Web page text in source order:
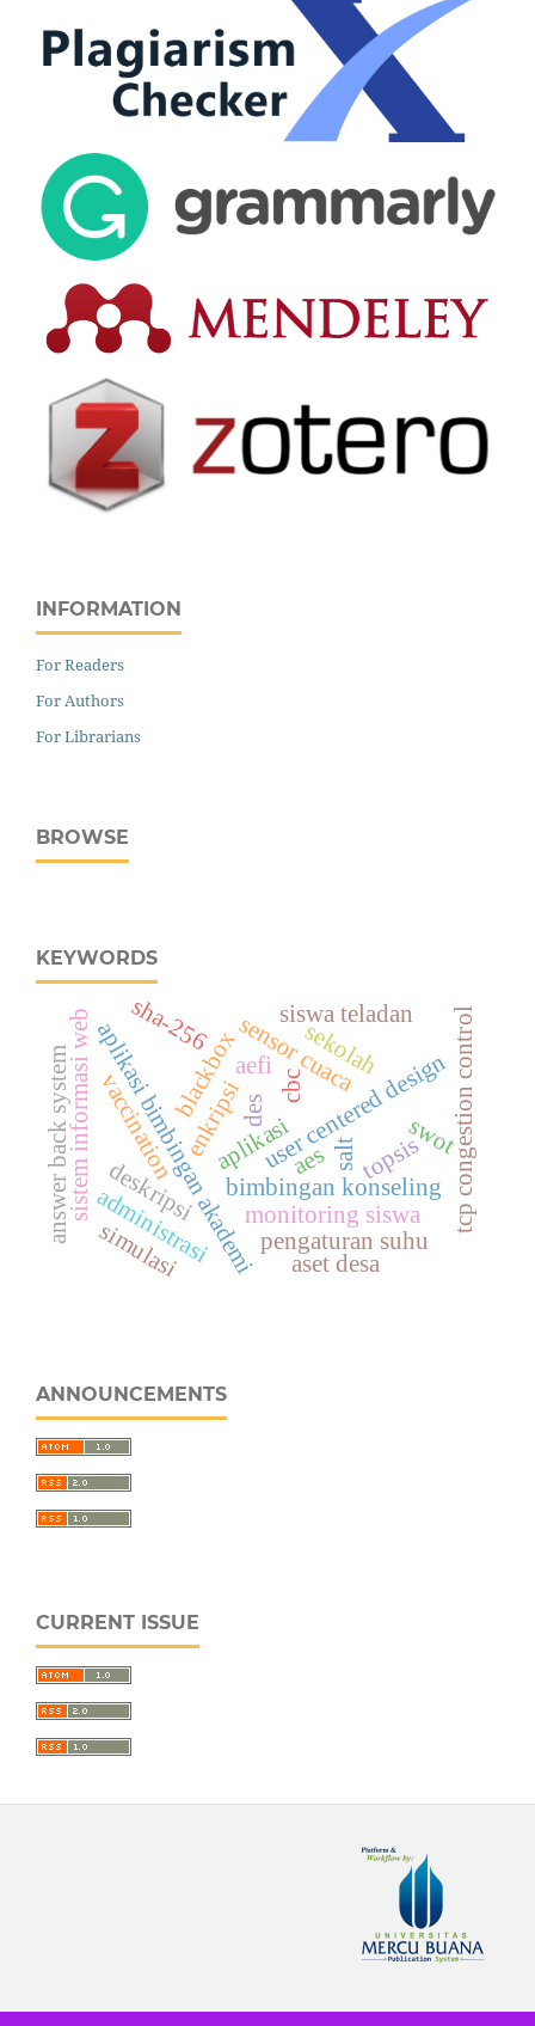
INFORMATION
For Readers
For Authors
For Librarians
BROWSE
KEYWORDS
aplikasi
aplikasi bimbingan akademibimbingan konseling
user centered design
sistem informasi web monitoring siswa
enkripsi
deskripsi
des
blackbox
pengaturan suhu
sensor cuaca
aes
cbc
answer back system tcp congestion control
administrasi aset desa
topsis
sekolah
siswa teladan
vaccination
simulasi
swot
aefi
sha-256
salt
ANNOUNCEMENTS
CURRENT ISSUE